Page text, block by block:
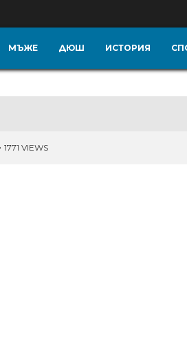
МЪЖЕ ДЮШ ИСТОРИЯ
1771 VIEWS